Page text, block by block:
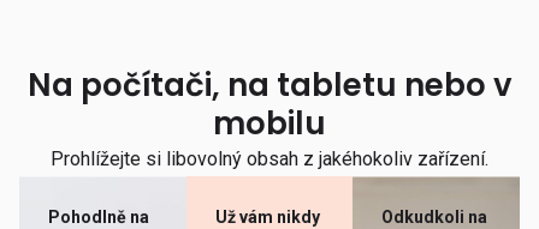
Na počítači, na tabletu nebo v
mobilu
Prohlížejte si libovolný obsah z jakéhokoliv zařízení.
Pohodlně na
Už vám nikdy
Odkudkoli na